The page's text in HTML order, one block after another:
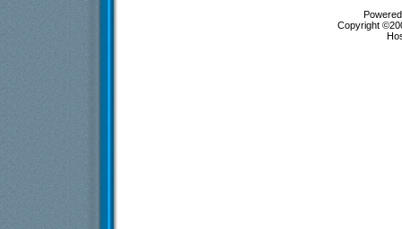
Copyright